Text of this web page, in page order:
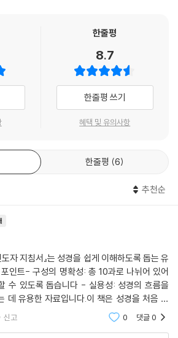
한줄평
8.7
한줄평 쓰기
혜택 및 유의사항
한줄평 6
추천순
자 지침서』는 성경을 쉽게 이해하도록 돕는 유
인트- 구성의 명확성: 총 10과로 나뉘어 있어
수 있도록 돕습니다 - 실용성: 성경의 흐름을
데 유용한 자료입니다.이 책은 성경을 처음 접
수 있으며, 성경의 매력을 느끼게 해줍니다. 성
신고 0 댓글0